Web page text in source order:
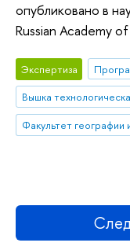
опубликовано в
Russian Academy
Экспертиза
Вышка